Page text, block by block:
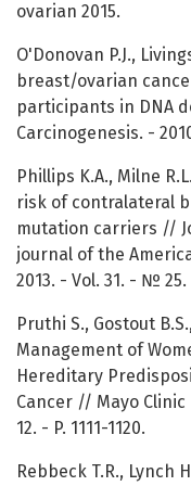
ovarian 2015.
O'Donovan P.J.,
breast/ovarian
participants in DNA
Carcinogenesis. -
Phillips K.A., Milne
risk of contralateral
mutation carriers //
journal of the
2013. - Vol. 31. - № 25.
Pruthi S., Gostout
Management of
Hereditary
Cancer // Mayo
12. - P. 1111-1120.
Rebbeck T.R., Lynch